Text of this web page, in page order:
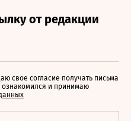
свое согласие получать письма
ознакомился и принимаю